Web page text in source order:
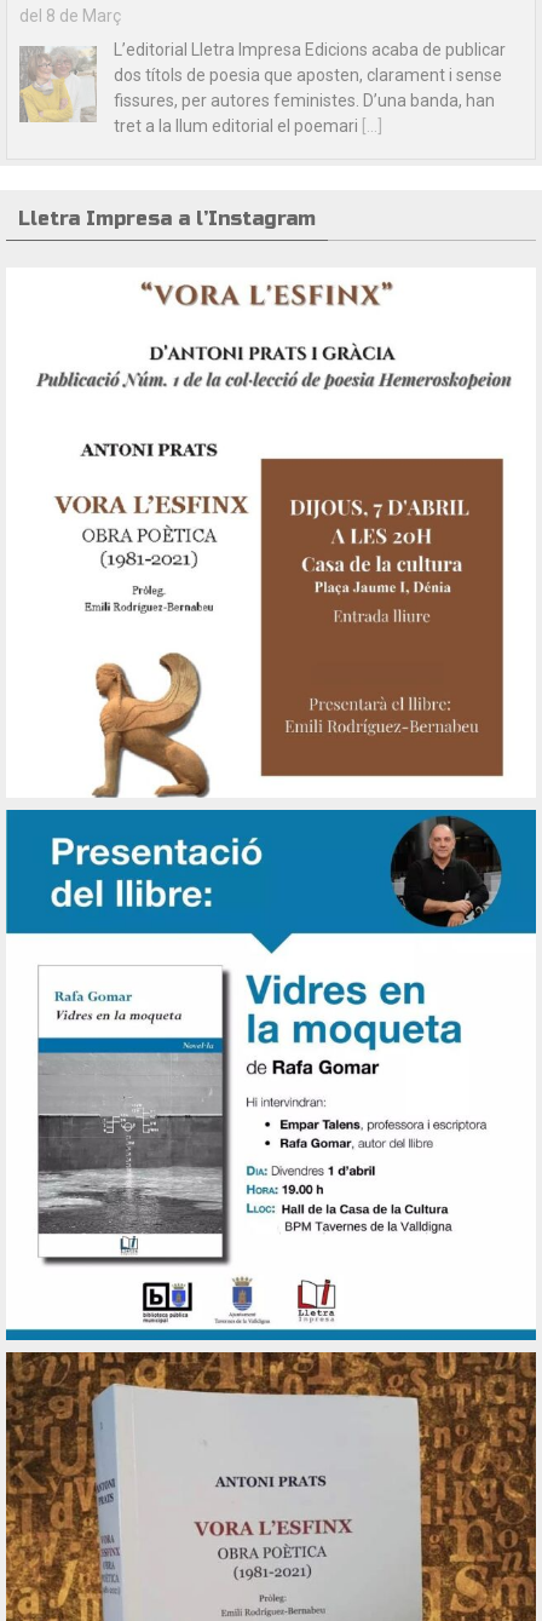
del 8 de Març
L’editorial Lletra Impresa Edicions acaba de publicar
dos títols de poesia que aposten, clarament i sense
fissures, per autores feministes. D’una banda, han
tret a la llum editorial el poemari
Lletra Impresa a l’Instagram